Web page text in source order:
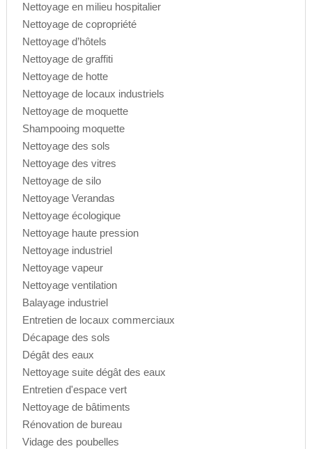
Nettoyage en milieu hospitalier
Nettoyage de copropriété
Nettoyage d’hôtels
Nettoyage de graffiti
Nettoyage de hotte
Nettoyage de locaux industriels
Nettoyage de moquette
Shampooing moquette
Nettoyage des sols
Nettoyage des vitres
Nettoyage de silo
Nettoyage Verandas
Nettoyage écologique
Nettoyage haute pression
Nettoyage industriel
Nettoyage vapeur
Nettoyage ventilation
Balayage industriel
Entretien de locaux commerciaux
Décapage des sols
Dégât des eaux
Nettoyage suite dégât des eaux
Entretien d'espace vert
Nettoyage de bâtiments
Rénovation de bureau
Vidage des poubelles